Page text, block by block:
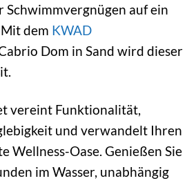
auf ein
dem KWAD
Dom in Sand wird dieser
vereint Funktionalität,
und verwandelt Ihren
Wellness-Oase. Genießen Sie
im Wasser, unabhängig